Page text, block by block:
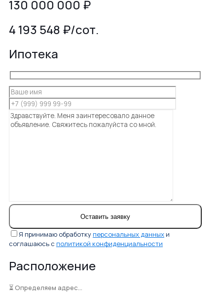
130 000 000 ₽
4 193 548 ₽/сот.
Ипотека
Я принимаю обработкуперсональных данных и
соглашаюсь с политикой конфиденциальности
Расположение
⏳ Определяем адрес...